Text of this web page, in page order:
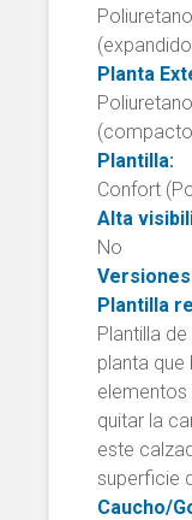
Planta
Plantilla:
Confort
Alta
No
Plantilla
Plantilla
planta
elementos
quitar la
este
superficie
Caucho/